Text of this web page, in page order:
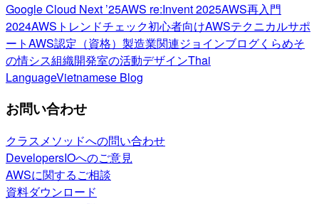
Google Cloud Next ’25AWS re:Invent 2025AWS再入門
2024AWSトレンドチェック初心者向けAWSテクニカルサポ
ートAWS認定（資格） 製造業関連ジョインブログくらめそ
の情シス組織開発室の活動デザインThai
LanguageVietnamese Blog
お問い合わせ
クラスメソッドへの問い合わせ
DevelopersIOへのご意見
AWSに関するご相談
資料ダウンロード